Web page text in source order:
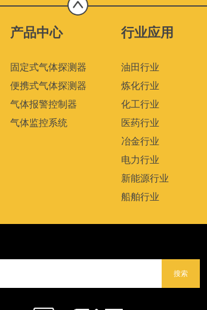
搜索
产品中心 行业应用
固定式气体探测器
便携式气体探测器
气体报警控制器
气体监控系统
油田行业
炼化行业
化工行业
医药行业
冶金行业
电力行业
新能源行业
船舶行业